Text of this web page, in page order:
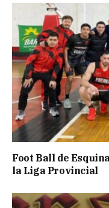
Foot Ball de
la Liga Provincial